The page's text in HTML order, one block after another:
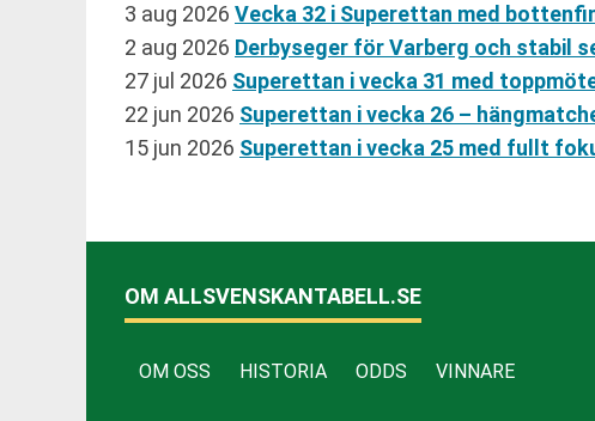
3 aug 2026 Vecka 32 i Superettan med
2 aug 2026 Derbyseger för Varberg och stabil
27 jul 2026 Superettan i vecka 31 med
22 jun 2026 Superettan i vecka 26 –
15 jun 2026 Superettan i vecka 25 med fullt
OM ALLSVENSKANTABELL.SE
OM OSS HISTORIA ODDS VINNARE